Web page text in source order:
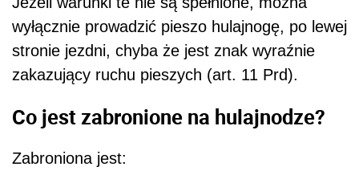
wyłącznie prowadzić pieszo hulajnogę, po lewej
stronie jezdni, chyba że jest znak wyraźnie
zakazujący ruchu pieszych (art. 11 Prd).
Co jest zabronione na hulajnodze?
Zabroniona jest: